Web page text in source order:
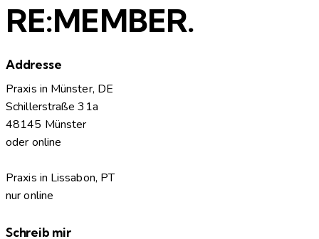
RE:MEMBER.
Addresse
Praxis in Münster, DE
Schillerstraße 31a
48145 Münster
oder online
Praxis in Lissabon, PT
nur online
Schreib mir